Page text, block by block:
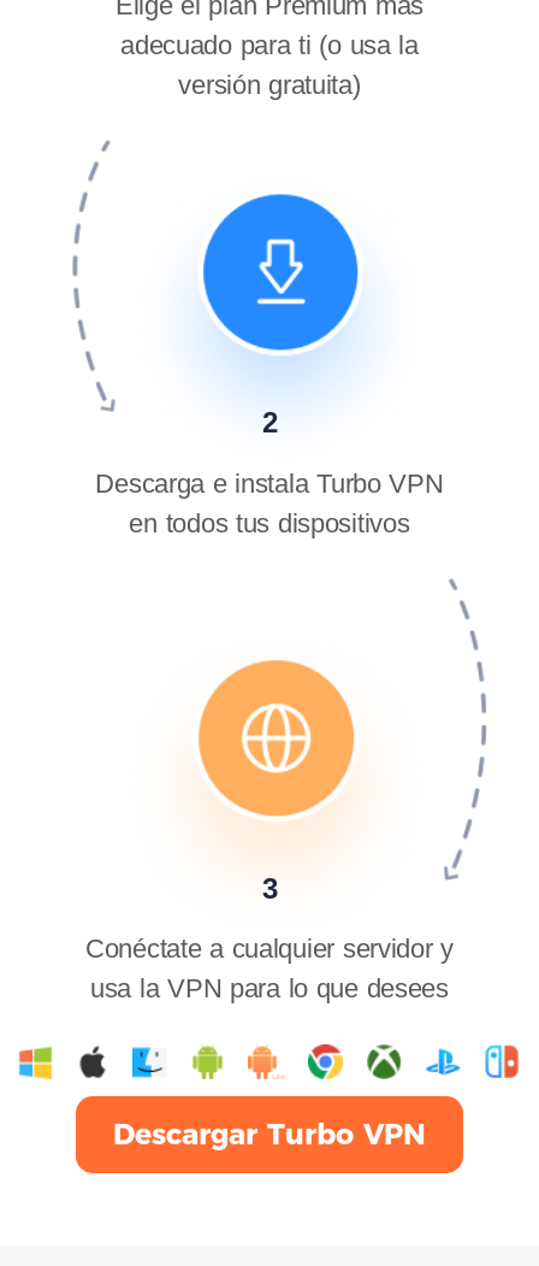
adecuado para ti (o usa la
versión gratuita)
2
Descarga e instala Turbo VPN
en todos tus dispositivos
3
Conéctate a cualquier servidor y
usa la VPN para lo que desees
Descargar Turbo VPN